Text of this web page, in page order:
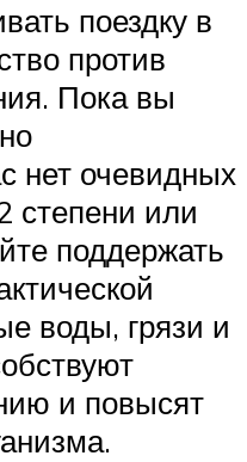
поездку в
против
Пока вы
нет очевидных
степени или
поддержать
воды, грязи и
и повысят